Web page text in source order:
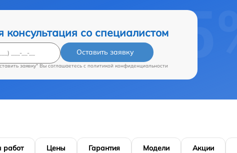
консультация со специалистом
Оставить заявку
заявку" Вы соглашаетесь c политикой конфиденциальности
работ Цены Гарантия Модели Акции